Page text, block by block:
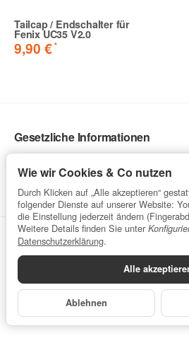
Tailcap / Endschalter für
Fenix UC35 V2.0
9,90 €*
Gesetzliche Informationen
Service
Vertrag
Datenschutzerklärung•
Alle Preise inkl. gesetzlicher
Powered byJTL-
Wie wir Cookies & Co nutzen
Durch Klicken auf „Alle akzeptieren“
folgender Dienste auf unserer Website:
die Einstellung jederzeit ändern
Weitere Details finden Sie unter
Datenschutzerklärung.
Alle
Ablehnen